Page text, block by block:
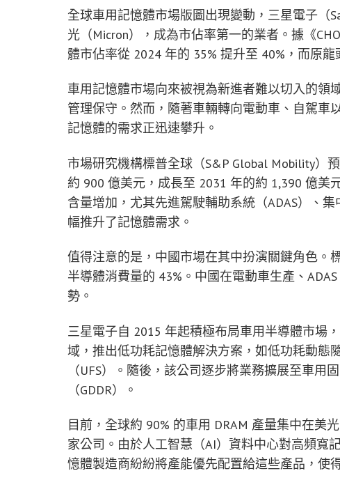
全球車用記憶體市場版圖出現變動，三星電子（
光（Micron），成為市佔率第一的業者。據《
體市佔率從 2024 年的 35% 提升至 40%，而原
車用記憶體市場向來被視為新進者難以切入的領
管理保守。然而，隨著車輛轉向電動車、自駕車
記憶體的需求正迅速攀升。
市場研究機構標普全球（S&P Global Mobility）
約 900 億美元，成長至 2031 年的約 1,390 億美
含量增加，尤其先進駕駛輔助系統（ADAS）、
幅推升了記憶體需求。
值得注意的是，中國市場在其中扮演關鍵角色。
半導體消費量的 43%。中國在電動車生產、
勢。
三星電子自 2015 年起積極布局車用半導體市場
域，推出低功耗記憶體解決方案，如低功耗動態
（UFS）。隨後，該公司逐步將業務擴展至車用
（GDDR）。
目前，全球約 90% 的車用 DRAM 產量集中在美
家公司。由於人工智慧（AI）資料中心對高頻寬
憶體製造商紛紛將產能優先配置給這些產品，使